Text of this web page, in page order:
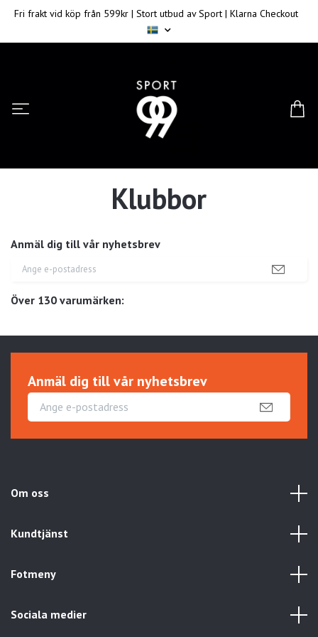
Fri frakt vid köp från 599kr | Stort utbud av Sport | Klarna Checkout
Anmäl dig till vår nyhetsbrev
Över 130 varumärken:
Klubbor
Anmäl dig till vår nyhetsbrev
Om oss
Kundtjänst
Fotmeny
Sociala medier